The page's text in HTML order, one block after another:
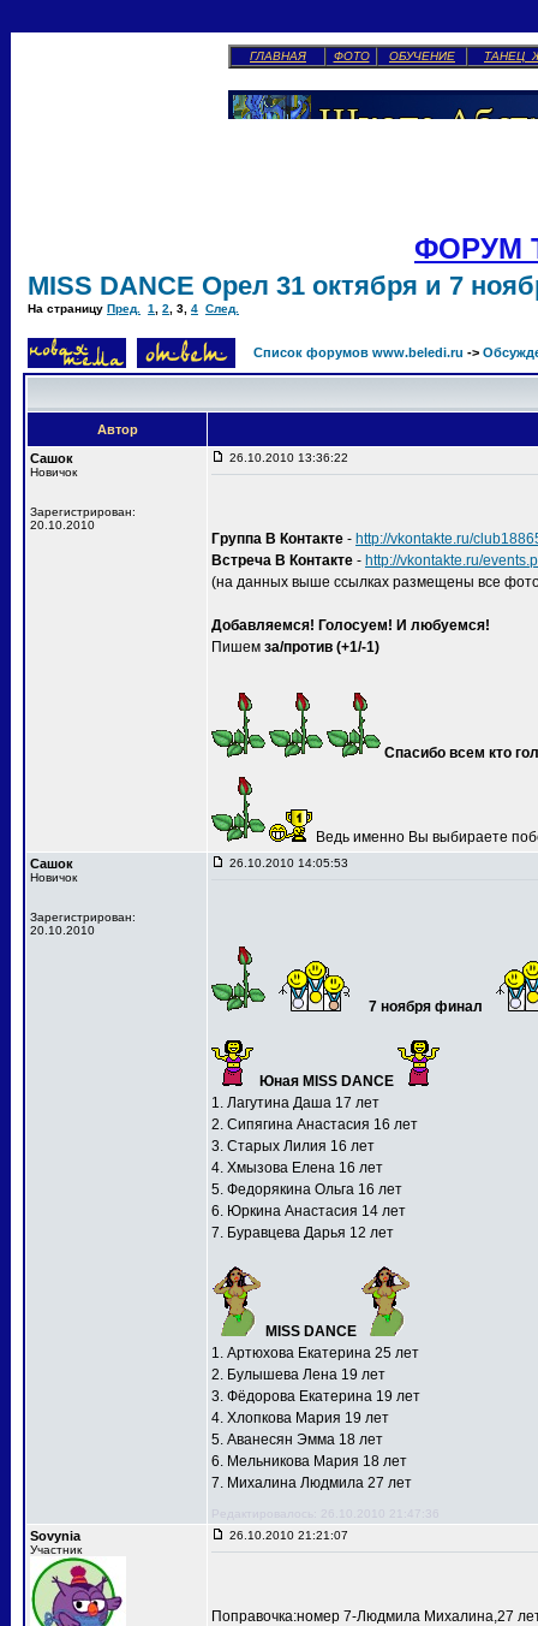
ГЛАВНАЯ ФОТО ОБУЧЕНИЕ ТАНЕЦ
ФОРУМ
MISS DANCE Орел 31 октября и 7
На страницу Пред. 1 2 3 4 След.
Список форумов www.beledi.ru ->
Автор
Сашок
Новичок
Зарегистрирован:
20.10.2010
26.10.2010 13:36:22
Группа В Контакте - http://vkontakte.ru/
Встреча В Контакте - http://vkontakte.ru/
(на данных выше ссылках размещены все
Добавляемся! Голосуем! И любуемся!
Пишем за/против (+1/-1)
Спасибо всем кто
Ведь именно Вы выбираете
Сашок
Новичок
Зарегистрирован:
20.10.2010
26.10.2010 14:05:53
7 ноября финал
Юная MISS DANCE
1. Лагутина Даша 17 лет
2. Сипягина Анастасия 16 лет
3. Старых Лилия 16 лет
4. Хмызова Елена 16 лет
5. Федорякина Ольга 16 лет
6. Юркина Анастасия 14 лет
7. Буравцева Дарья 12 лет
MISS DANCE
1. Артюхова Екатерина 25 лет
2. Булышева Лена 19 лет
3. Фёдорова Екатерина 19 лет
4. Хлопкова Мария 19 лет
5. Аванесян Эмма 18 лет
6. Мельникова Мария 18 лет
7. Михалина Людмила 27 лет
Редактировалось: 26.10.2010 21:47:36
Sovynia
Участник
26.10.2010 21:21:07
Поправочка:номер 7-Людмила Михалина,27